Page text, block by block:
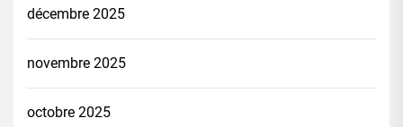
décembre 2025
novembre 2025
octobre 2025